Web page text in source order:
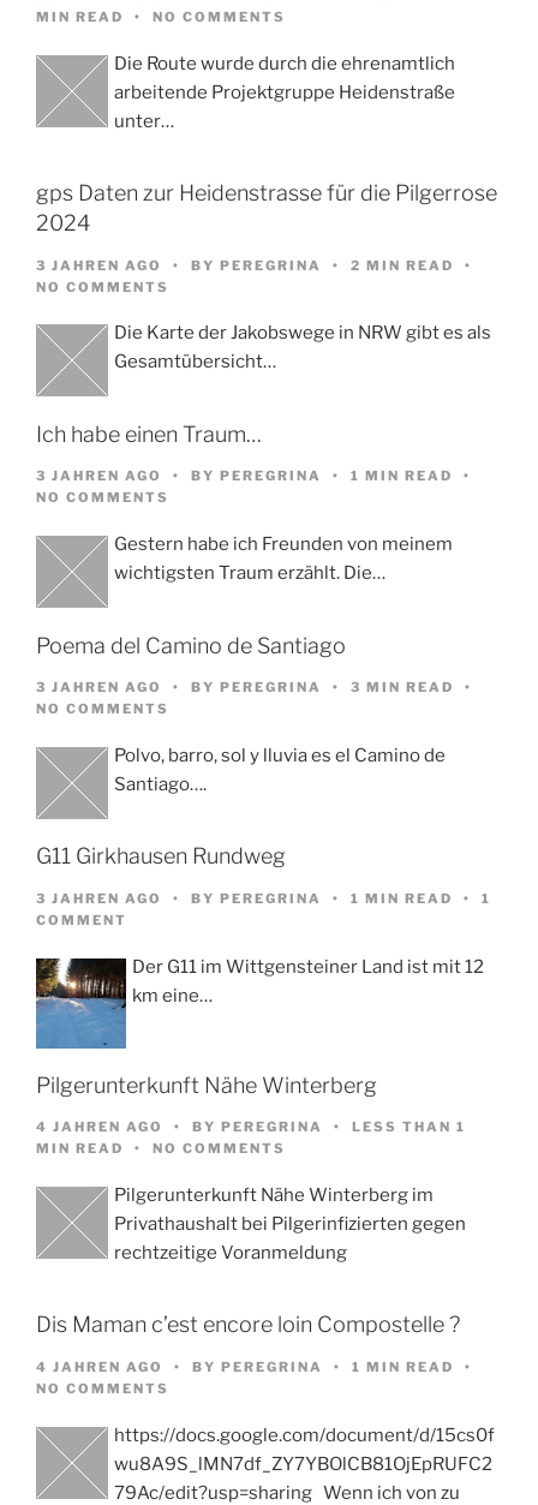
MIN READ
NO COMMENTS
Die Route wurde durch die ehrenamtlich
arbeitende Projektgruppe Heidenstraße
unter…
gps Daten zur Heidenstrasse für die Pilgerrose
2024
3 JAHREN AGO BY PEREGRINA
2 MIN READ
NO COMMENTS
Die Karte der Jakobswege in NRW gibt es als
Gesamtübersicht…
Ich habe einen Traum…
3 JAHREN AGO BY PEREGRINA
1 MIN READ
NO COMMENTS
Gestern habe ich Freunden von meinem
wichtigsten Traum erzählt. Die…
Poema del Camino de Santiago
3 JAHREN AGO BY PEREGRINA
3 MIN READ
NO COMMENTS
Polvo, barro, sol y lluvia es el Camino de
Santiago….
G11 Girkhausen Rundweg
3 JAHREN AGO BY PEREGRINA 1 MIN READ
1
COMMENT
Der G11 im Wittgensteiner Land ist mit 12
km eine…
Pilgerunterkunft Nähe Winterberg
4 JAHREN AGO BY PEREGRINA
LESS THAN 1
MIN READ
NO COMMENTS
Pilgerunterkunft Nähe Winterberg im
Privathaushalt bei Pilgerinfizierten gegen
rechtzeitige Voranmeldung
Dis Maman c’est encore loin Compostelle ?
4 JAHREN AGO BY PEREGRINA
1 MIN READ
NO COMMENTS
https://docs.google.com/document/d/15cs0f
wu8A9S_lMN7df_ZY7YBOlCB81OjEpRUFC2
79Ac/edit?usp=sharing Wenn ich von zu